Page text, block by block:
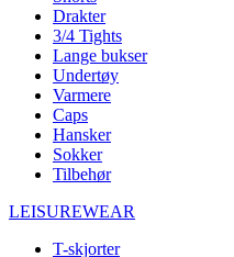
Drakter
3/4 Tights
Lange bukser
Undertøy
Varmere
Caps
Hansker
Sokker
Tilbehør
LEISUREWEAR
T-skjorter